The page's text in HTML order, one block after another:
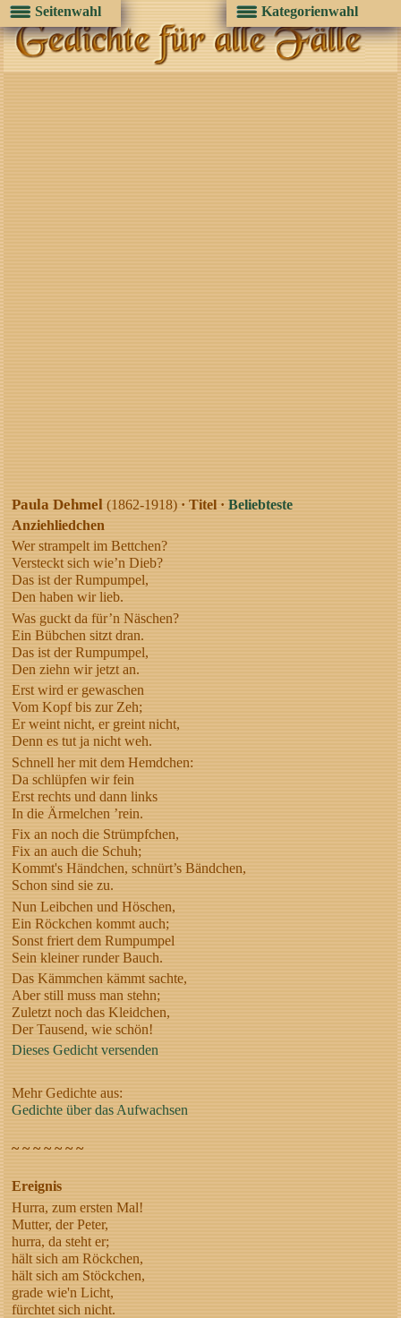
Paula Dehmel(1862-1918) · Titel ·Beliebteste
Anziehliedchen
Wer strampelt im Bettchen?
Versteckt sich wie’n Dieb?
Das ist der Rumpumpel,
Den haben wir lieb.
Was guckt da für’n Näschen?
Ein Bübchen sitzt dran.
Das ist der Rumpumpel,
Den ziehn wir jetzt an.
Erst wird er gewaschen
Vom Kopf bis zur Zeh;
Er weint nicht, er greint nicht,
Denn es tut ja nicht weh.
Schnell her mit dem Hemdchen:
Da schlüpfen wir fein
Erst rechts und dann links
In die Ärmelchen ’rein.
Fix an noch die Strümpfchen,
Fix an auch die Schuh;
Kommt's Händchen, schnürt’s Bändchen,
Schon sind sie zu.
Nun Leibchen und Höschen,
Ein Röckchen kommt auch;
Sonst friert dem Rumpumpel
Sein kleiner runder Bauch.
Das Kämmchen kämmt sachte,
Aber still muss man stehn;
Zuletzt noch das Kleidchen,
Der Tausend, wie schön!
Dieses Gedicht versenden
Mehr Gedichte aus:
Gedichte über das Aufwachsen
~ ~ ~ ~ ~ ~ ~
Ereignis
Hurra, zum ersten Mal!
Mutter, der Peter,
hurra, da steht er;
hält sich am Röckchen,
hält sich am Stöckchen,
grade wie'n Licht,
fürchtet sich nicht.
Seitenwahl Kategorienwahl